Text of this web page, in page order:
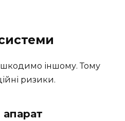
шкодимо іншому. Тому
ризики.